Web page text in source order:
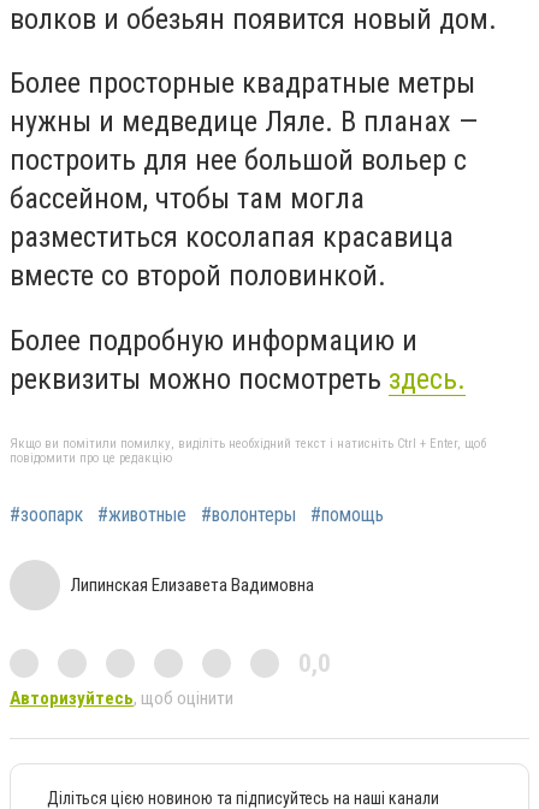
волков и обезьян появится новый дом.
Более просторные квадратные метры
нужны и медведице Ляле. В планах —
построить для нее большой вольер с
бассейном, чтобы там могла
разместиться косолапая красавица
вместе со второй половинкой.
Более подробную информацию и
реквизиты можно посмотреть здесь.
Якщо ви помітили помилку, виділіть необхідний текст і натисніть Ctrl + Enter, щоб
повідомити про це редакцію
#зоопарк #животные #волонтеры #помощь
Липинская Елизавета Вадимовна
0,0
Авторизуйтесь, щоб оцінити
Діліться цією новиною та підписуйтесь на наші канали